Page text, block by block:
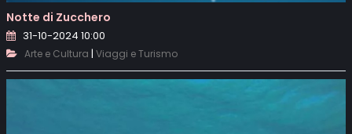
Notte di Zucchero
31-10-2024 10:00
Arte e Cultura | Viaggi e Turismo